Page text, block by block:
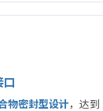
口
物密封型设计，达到